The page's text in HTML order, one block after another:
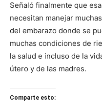
Señaló finalmente que
necesitan manejar
del embarazo donde se
muchas condiciones de
la salud e incluso de la
útero y de las madres.
Comparte esto: